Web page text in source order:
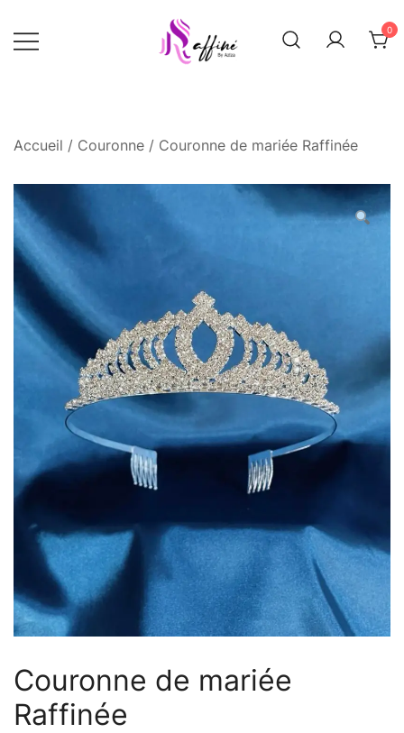
0
Accueil / Couronne / Couronne de mariée Raffinée
Couronne de mariée
Raffinée